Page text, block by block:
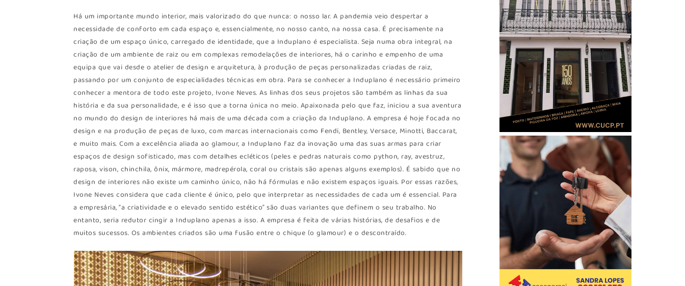
Há um importante mundo interior, mais valorizado do que nunca: o nosso lar. A pandemia veio despertar a
necessidade de conforto em cada espaço e, essencialmente, no nosso canto, na nossa casa. É precisamente na
criação de um espaço único, carregado de identidade, que a Induplano é especialista. Seja numa obra integral, na
criação de um ambiente de raiz ou em complexas remodelações de interiores, há o carinho e empenho de uma
equipa que vai desde o atelier de design e arquitetura, à produção de peças personalizadas criadas de raiz,
passando por um conjunto de especialidades técnicas em obra. Para se conhecer a Induplano é necessário primeiro
conhecer a mentora de todo este projeto, Ivone Neves. As linhas dos seus projetos são também as linhas da sua
história e da sua personalidade, e é isso que a torna única no meio. Apaixonada pelo que faz, iniciou a sua aventura
no mundo do design de interiores há mais de uma década com a criação da Induplano. A empresa é hoje focada no
design e na produção de peças de luxo, com marcas internacionais como Fendi, Bentley, Versace, Minotti, Baccarat,
e muito mais. Com a excelência aliada ao glamour, a Induplano faz da inovação uma das suas armas para criar
espaços de design sofisticado, mas com detalhes ecléticos (peles e pedras naturais como python, ray, avestruz,
raposa, vison, chinchila, ônix, mármore, madrepérola, coral ou cristais são apenas alguns exemplos). É sabido que no
design de interiores não existe um caminho único, não há fórmulas e não existem espaços iguais. Por essas razões,
Ivone Neves considera que cada cliente é único, pelo que interpretar as necessidades de cada um é essencial. Para
a empresária, “a criatividade e o elevado sentido estético” são duas variantes que definem o seu trabalho. No
entanto, seria redutor cingir a Induplano apenas a isso. A empresa é feita de várias histórias, de desafios e de
muitos sucessos. Os ambientes criados são uma fusão entre o chique (o glamour) e o descontraído.